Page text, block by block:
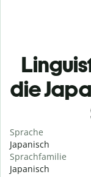
die
Sprache
Japanisch
Sprachfamilie
Japanisch